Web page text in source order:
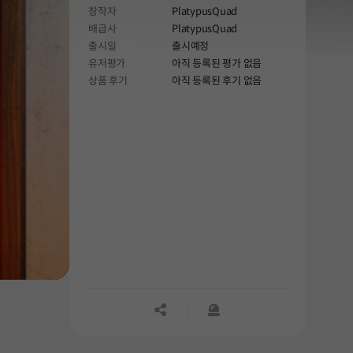
창작자
PlatypusQuad
배급사
PlatypusQuad
출시일
출시예정
유저평가
아직 등록된 평가 없음
상품 후기
아직 등록된 후기 없음
공유하기신고하기